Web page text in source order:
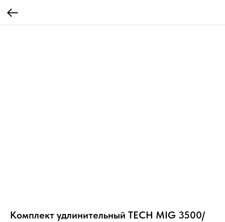
Комплект удлинительный TECH MIG 3500/